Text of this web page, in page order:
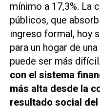
mínimo a 17,3%. La
públicos, que
ingreso formal, hoy
para un hogar de
puede ser más difícil.
con el sistema
más alta desde la
resultado social